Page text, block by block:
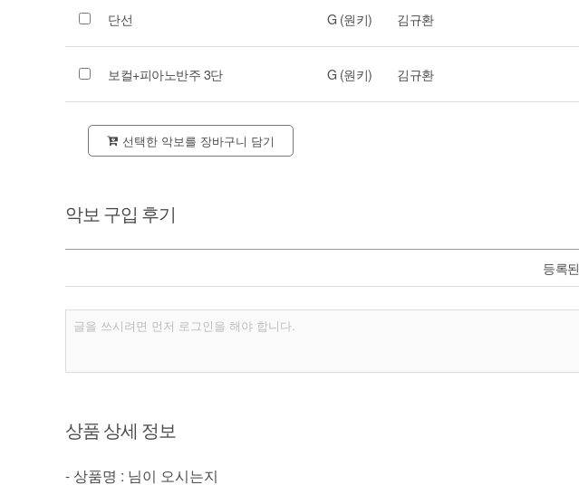
단선 G (원키) 김규환
보컬+피아노반주 3단 G (원키) 김규환
선택한 악보를 장바구니 담기
악보 구입 후기
등록
상품 상세 정보
- 상품명 : 님이 오시는지